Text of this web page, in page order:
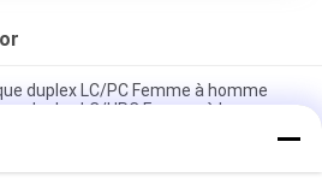
duplex LC/PC Femme à homme
duplex LC/UPC Femme à homme
mode unique 9/125 E2000
à mâle SM